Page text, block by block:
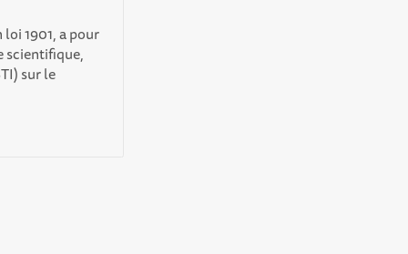
1901, a pour
scientifique,
sur le